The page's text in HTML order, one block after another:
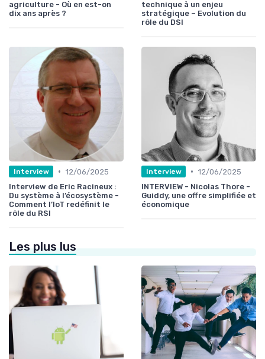
agriculture - Où en est-on
dix ans après ?
technique à un enjeu
stratégique – Evolution du
rôle du DSI
Interview • 12/06/2025
Interview de Eric Racineux :
Du système à l’écosystème -
Comment l’IoT redéfinit le
rôle du RSI
Interview • 12/06/2025
INTERVIEW - Nicolas Thore -
Guiddy, une offre simplifiée et
économique
Les plus lus